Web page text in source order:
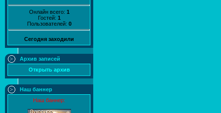
Онлайн всего: 1
Гостей: 1
Пользователей: 0
Сегодня заходили
Архив записей
Открыть архив
Наш баннер
Наш баннер: